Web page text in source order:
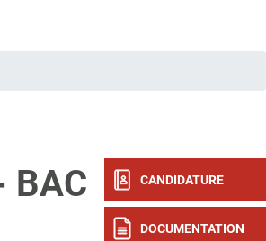
CANDIDATURE
DOCUMENTATION
BAC